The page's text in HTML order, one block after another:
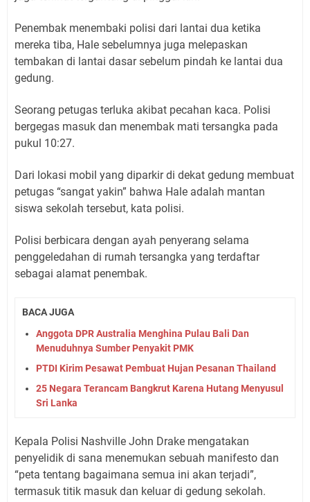
Penembak menembaki polisi dari lantai dua ketika
mereka tiba, Hale sebelumnya juga melepaskan
tembakan di lantai dasar sebelum pindah ke lantai dua
gedung.
Seorang petugas terluka akibat pecahan kaca. Polisi
bergegas masuk dan menembak mati tersangka pada
pukul 10:27.
Dari lokasi mobil yang diparkir di dekat gedung membuat
petugas “sangat yakin” bahwa Hale adalah mantan
siswa sekolah tersebut, kata polisi.
Polisi berbicara dengan ayah penyerang selama
penggeledahan di rumah tersangka yang terdaftar
sebagai alamat penembak.
BACA JUGA
Anggota DPR Australia Menghina Pulau Bali Dan
Menuduhnya Sumber Penyakit PMK
PTDI Kirim Pesawat Pembuat Hujan Pesanan Thailand
25 Negara Terancam Bangkrut Karena Hutang Menyusul
Sri Lanka
Kepala Polisi Nashville John Drake mengatakan
penyelidik di sana menemukan sebuah manifesto dan
“peta tentang bagaimana semua ini akan terjadi”,
termasuk titik masuk dan keluar di gedung sekolah.